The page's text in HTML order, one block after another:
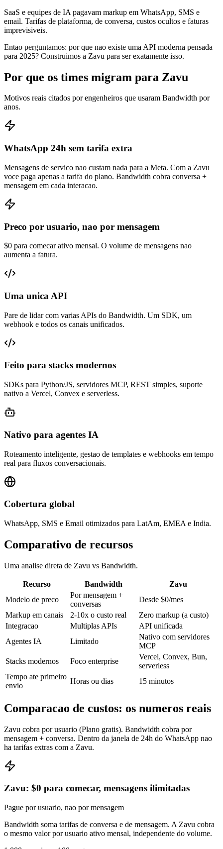
SaaS e equipes de IA pagavam markup em WhatsApp, SMS e
email. Tarifas de plataforma, de conversa, custos ocultos e faturas
imprevisiveis.
Entao perguntamos: por que nao existe uma API moderna pensada
para 2025? Construimos a Zavu para ser exatamente isso.
Por que os times migram para Zavu
Motivos reais citados por engenheiros que usaram Bandwidth por
anos.
WhatsApp 24h sem tarifa extra
Mensagens de servico nao custam nada para a Meta. Com a Zavu
voce paga apenas a tarifa do plano. Bandwidth cobra conversa +
mensagem em cada interacao.
Preco por usuario, nao por mensagem
$0 para comecar ativo mensal. O volume de mensagens nao
aumenta a fatura.
Uma unica API
Pare de lidar com varias APIs do Bandwidth. Um SDK, um
webhook e todos os canais unificados.
Feito para stacks modernos
SDKs para Python/JS, servidores MCP, REST simples, suporte
nativo a Vercel, Convex e serverless.
Nativo para agentes IA
Roteamento inteligente, gestao de templates e webhooks em tempo
real para fluxos conversacionais.
Cobertura global
WhatsApp, SMS e Email otimizados para LatAm, EMEA e India.
Comparativo de recursos
Uma analise direta de Zavu vs Bandwidth.
Recurso Bandwidth
Zavu
Modelo de preco
Por mensagem +
conversas
Desde $0/mes
Markup em canais
2-10x o custo real
Zero markup (a custo)
Integracao
Multiplas APIs
API unificada
Agentes IA
Limitado
Nativo com servidores
MCP
Stacks modernos
Foco enterprise
Vercel, Convex, Bun,
serverless
Tempo ate primeiro
envio
Horas ou dias 15 minutos
Comparacao de custos: os numeros reais
Zavu cobra por usuario (Plano gratis). Bandwidth cobra por
mensagem + conversa. Dentro da janela de 24h do WhatsApp nao
ha tarifas extras com a Zavu.
Zavu: $0 para comecar, mensagens ilimitadas
Pague por usuario, nao por mensagem
Bandwidth soma tarifas de conversa e de mensagem. A Zavu cobra
o mesmo valor por usuario ativo mensal, independente do volume.